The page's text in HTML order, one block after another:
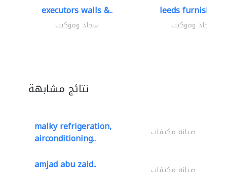
executors walls &..
سجاد وموكيت
leeds furnishings
سجاد وموكيت
نتائج مشابهة
malky refrigeration,
airconditioning.. صيانة مكيفات
amjad abu zaid.. صيانة مكيفات